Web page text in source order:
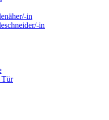
in
in
Tür